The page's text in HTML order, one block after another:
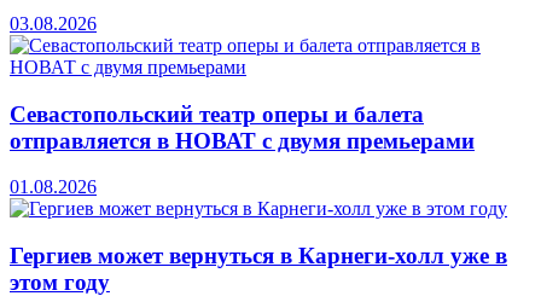
03.08.2026
Севастопольский театр оперы и балета
отправляется в НОВАТ с двумя премьерами
01.08.2026
Гергиев может вернуться в Карнеги-холл уже в
этом году